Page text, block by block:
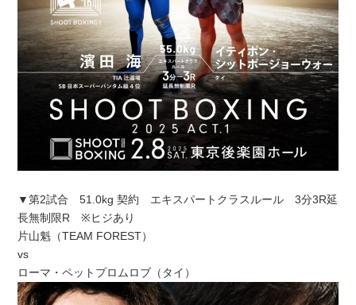
▼第2試合 51.0kg 契約 エキスパートクラスルール 3分3R延
長無制限R ※ヒジあり
片山魁（TEAM FOREST）
vs
ローマ・ペットプロムロブ（タイ）